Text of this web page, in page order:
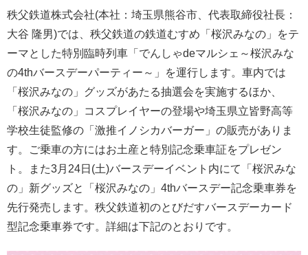
秩父鉄道株式会社(本社：埼玉県熊谷市、代表取締役社長：
大谷 隆男)では、秩父鉄道の鉄道むすめ「桜沢みなの」をテ
ーマとした特別臨時列車「でんしゃdeマルシェ～桜沢みな
の4thバースデーパーティー～」を運行します。車内では
「桜沢みなの」グッズがあたる抽選会を実施するほか、
「桜沢みなの」コスプレイヤーの登場や埼玉県立皆野高等
学校生徒監修の「激推イノシカバーガー」の販売がありま
す。ご乗車の方にはお土産と特別記念乗車証をプレゼン
ト。また3月24日(土)バースデーイベント内にて「桜沢みな
の」新グッズと「桜沢みなの」4thバースデー記念乗車券を
先行発売します。秩父鉄道初のとびだすバースデーカード
型記念乗車券です。詳細は下記のとおりです。